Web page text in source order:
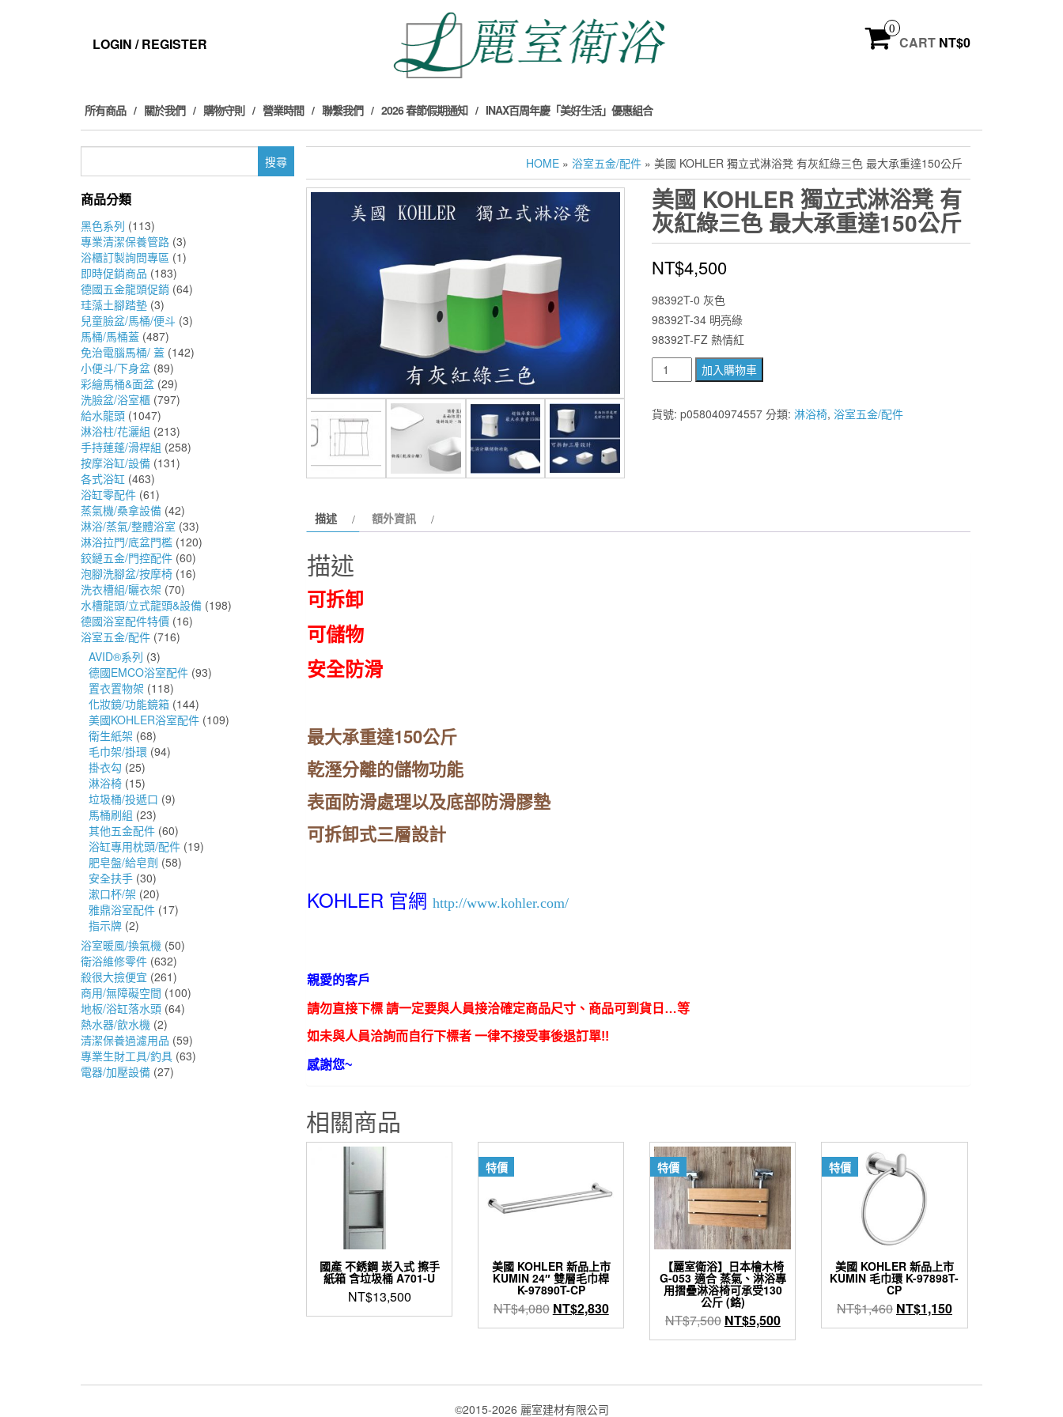
LOGIN / REGISTER
0
CART NT$0
所有商品 關於我們 購物守則 營業時間 聯繫我們 2026 春節假期通知 INAX百周年慶「美好生活」優惠組合
鍵
商品分類
黑色系列 (113)
專業清潔保養管路 (3)
浴櫃訂製詢問專區 (1)
即時促銷商品 (183)
德國五金龍頭促銷 (64)
珪藻土腳踏墊 (3)
兒童臉盆/馬桶/便斗 (3)
馬桶/馬桶蓋 (487)
免治電腦馬桶/ 蓋 (142)
小便斗/下身盆 (89)
彩繪馬桶&面盆 (29)
洗臉盆/浴室櫃 (797)
給水龍頭 (1047)
淋浴柱/花灑組 (213)
手持蓮蓬/滑桿組 (258)
按摩浴缸/設備 (131)
各式浴缸 (463)
浴缸零配件 (61)
蒸氣機/桑拿設備 (42)
淋浴/蒸氣/整體浴室 (33)
淋浴拉門/底盆門檻 (120)
鉸鏈五金/門控配件 (60)
泡腳洗腳盆/按摩椅 (16)
洗衣槽組/曬衣架 (70)
水槽龍頭/立式龍頭&設備 (198)
德國浴室配件特價 (16)
浴室五金/配件 (716)
AVID®系列 (3)
德國EMCO浴室配件 (93)
置衣置物架 (118)
化妝鏡/功能鏡箱 (144)
美國KOHLER浴室配件 (109)
衛生紙架 (68)
毛巾架/掛環 (94)
掛衣勾 (25)
淋浴椅 (15)
垃圾桶/投遞口 (9)
馬桶刷組 (23)
其他五金配件 (60)
浴缸專用枕頭/配件 (19)
肥皂盤/給皂劑 (58)
安全扶手 (30)
漱口杯/架 (20)
雅鼎浴室配件 (17)
指示牌 (2)
浴室暖風/換氣機 (50)
衛浴維修零件 (632)
殺很大撿便宜 (261)
商用/無障礙空間 (100)
地板/浴缸落水頭 (64)
熱水器/飲水機 (2)
清潔保養過濾用品 (59)
專業生財工具/釣具 (63)
電器/加壓設備 (27)
HOME » 浴室五金/配件 » 美國 KOHLER 獨立式淋浴凳 有灰紅綠三色 最大承重達150公斤
美國 KOHLER 獨立式淋浴凳 有
灰紅綠三色 最大承重達150公斤
NT$4,500
98392T-0 灰色
98392T-34 明亮綠
98392T-FZ 熱情紅
國
KOHLER
獨
加入購物車
貨號: p058040974557 分類: 淋浴椅, 浴室五金/配件
描述 額外資訊
描述
可拆卸
可儲物
安全防滑
最大承重達150公斤
乾溼分離的儲物功能
表面防滑處理以及底部防滑膠墊
可拆卸式三層設計
KOHLER 官網 http://www.kohler.com/
親愛的客戶
請勿直接下標 請一定要與人員接洽確定商品尺寸、商品可到貨日…等
如未與人員洽詢而自行下標者 一律不接受事後退訂單!!
感謝您~
相關商品
國產 不銹鋼 崁入式 擦手
紙箱 含垃圾桶 A701-U
NT$13,500
特價
美國 KOHLER 新品上市
KUMIN 24″ 雙層毛巾桿
K-97890T-CP
NT$4,080 原
始
NT$2,830目
前
特價
【麗室衛浴】日本檜木椅
G-053 適合 蒸氣、淋浴專
用摺疊淋浴椅可承受130
公斤 (鉻)
NT$7,500 原
始
NT$7,500。
NT$5,500目
前
NT$5,500。
特價
美國 KOHLER 新品上市
KUMIN 毛巾環 K-97898T-
CP
NT$1,460 原
始
NT$1,150目
前
©2015-2026 麗室建材有限公司